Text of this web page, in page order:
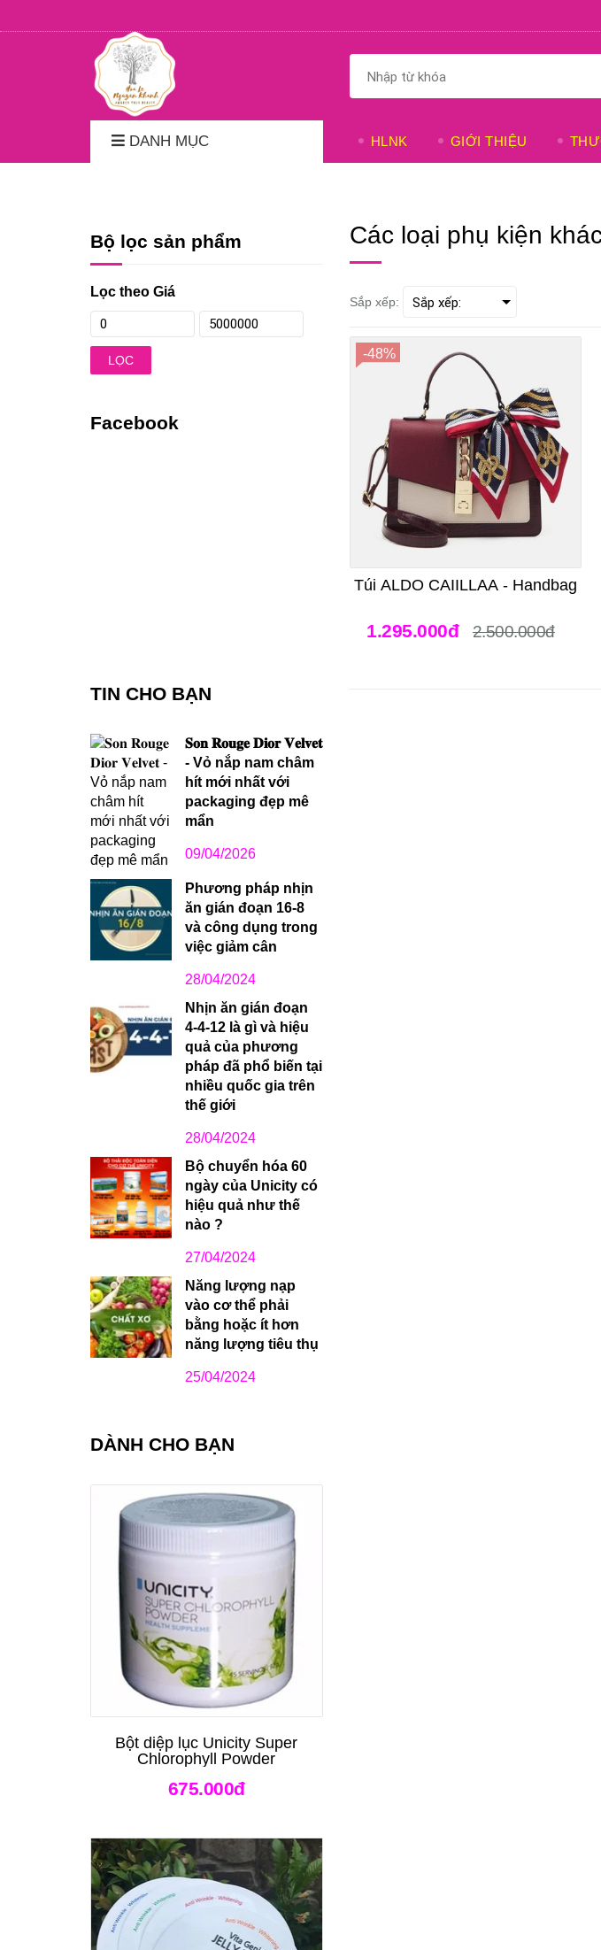
DANH MỤC HLNK GIỚI THIỆU
Các loại phụ kiện
Sắp xếp:
-48%
Túi ALDO CAIILLAA - Handbag
1.295.000đ 2.500.000đ
Bộ lọc sản phẩm
Lọc theo Giá
LỌC
Facebook
TIN CHO BẠN
𝐒𝐨𝐧 𝐑𝐨𝐮𝐠𝐞 𝐃𝐢𝐨𝐫 𝐕𝐞𝐥𝐯𝐞𝐭
- Vỏ nắp nam châm
hít mới nhất với
packaging đẹp mê
mẩn
09/04/2026
Phương pháp nhịn
ăn gián đoạn 16-8
và công dụng trong
việc giảm cân
28/04/2024
Nhịn ăn gián đoạn
4-4-12 là gì và hiệu
quả của phương
pháp đã phổ biến tại
nhiều quốc gia trên
thế giới
28/04/2024
Bộ chuyển hóa 60
ngày của Unicity có
hiệu quả như thế
nào ?
27/04/2024
Năng lượng nạp
vào cơ thể phải
bằng hoặc ít hơn
năng lượng tiêu thụ
25/04/2024
DÀNH CHO BẠN
Bột diệp lục Unicity Super
Chlorophyll Powder
675.000đ